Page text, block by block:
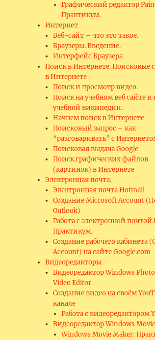
Графический редактор
Практикум.
Интернет
Веб-сайт – что это такое.
Браузеры. Введение.
Интерфейс Браузера
Поиск в Интернете. Поисковые
в Интернете
Поиск и просмотр видео.
Поиск на учебном веб сайте и
учебной википедии.
Начнем поиск в Интернете
Поисковый запрос – как
“разговаривать” с
Поисковая выдача Google
Поиск графических файлов
(картинок) в Интернете
Электронная почта.
Электронная почта Hotmail
Создание Microsoft Account
Outlook)
Работа с электронной почтой
Практикум.
Создание рабочего кабинета
Account) на сайте Google.com
Видеоредакторы
Видеоредактор Windows
Video Editor
Создание видео на своём
канале
Работа с видеоредактором
Видеоредактор Windows
Windows Movie Maker: